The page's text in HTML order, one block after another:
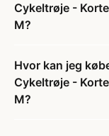
Cykeltrøje -
M?
Hvor kan jeg
Cykeltrøje -
M?